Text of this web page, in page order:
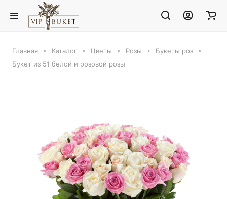
Главная Каталог Цветы Розы
Букеты роз
Букет из 51 белой и розовой розы